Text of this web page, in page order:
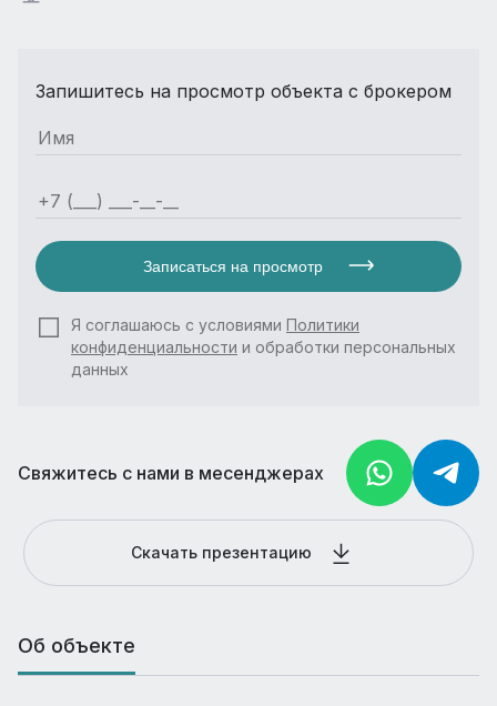
Запишитесь на просмотр объекта с брокером
Записаться на просмотр
Я соглашаюсь с условиями Политики
конфиденциальности и обработки персональных
данных
Свяжитесь с нами в месенджерах
Скачать презентацию
Об объекте